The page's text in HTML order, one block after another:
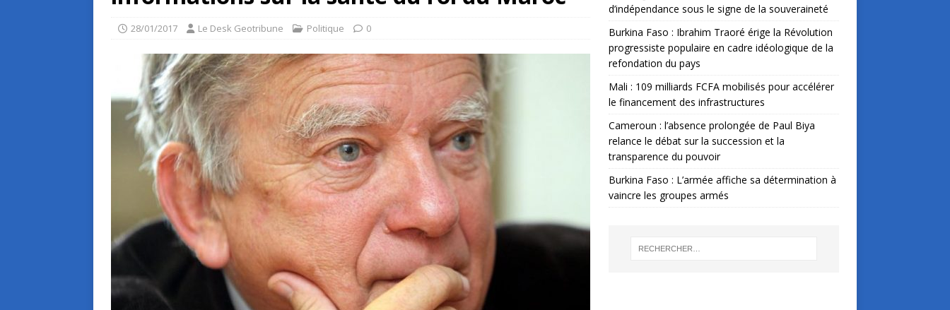
28/01/2017 Le Desk Geotribune Politique 0
d’indépendance sous le signe de la souveraineté
Burkina Faso : Ibrahim Traoré érige la Révolution
progressiste populaire en cadre idéologique de la
refondation du pays
Mali : 109 milliards FCFA mobilisés pour accélérer
le financement des infrastructures
Cameroun : l’absence prolongée de Paul Biya
relance le débat sur la succession et la
transparence du pouvoir
Burkina Faso : L’armée affiche sa détermination à
vaincre les groupes armés